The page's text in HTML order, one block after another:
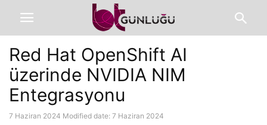
Red Hat OpenShift AI
üzerinde NVIDIA NIM
Entegrasyonu
7 Haziran 2024 Modified date: 7 Haziran 2024